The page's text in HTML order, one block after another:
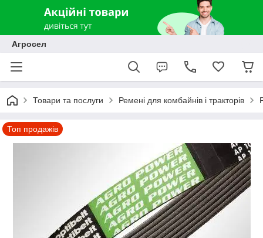
Агросел
Товари та послуги Ремені для комбайнів і тракторів
Топ продажів